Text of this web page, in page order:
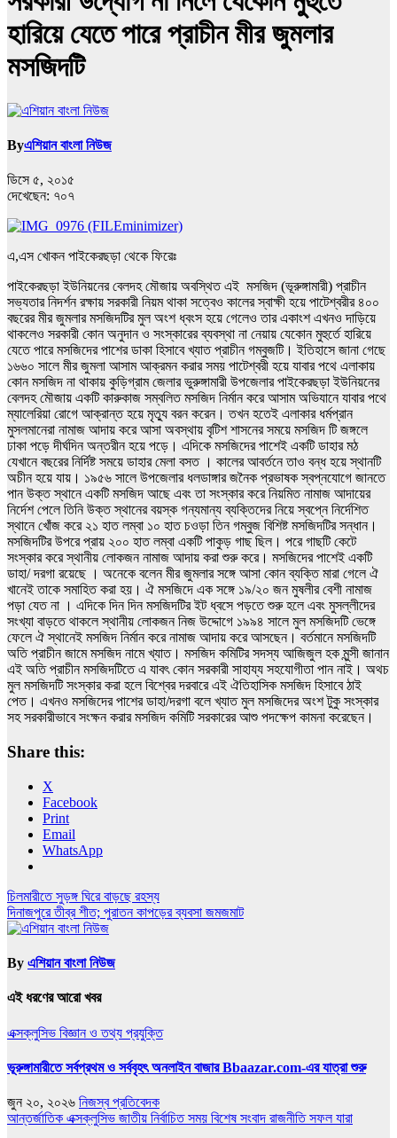
হারিয়ে যেতে পারে প্রাচীন মীর জুমলার
মসজিদটি
Byএশিয়ান বাংলা নিউজ
ডিসে ৫, ২০১৫
দেখেছেন: ৭০৭
এ,এস খোকন পাইকেরছড়া থেকে ফিরেঃ
পাইকেরছড়া ইউনিয়নের বেলদহ মৌজায় অবস্থিত এই মসজিদ (ভূরুঙ্গামারী) প্রাচীন
সভ্যতার নিদর্শন রক্ষায় সরকারী নিয়ম থাকা সত্বেও কালের স্বাক্ষী হয়ে পাটেশ্বরীর ৪০০
বছরের মীর জুমলার মসজিদটির মুল অংশ ধ্বংস হয়ে গেলেও তার একাংশ এখনও দাড়িয়ে
থাকলেও সরকারী কোন অনুদান ও সংস্কারের ব্যবস্থা না নেয়ায় যেকোন মুহুর্তে হারিয়ে
যেতে পারে মসজিদের পাশের ডাকা হিসাবে খ্যাত প্রাচীন গম্বুজটি। ইতিহাসে জানা গেছে
১৬৬০ সালে মীর জুমলা আসাম আক্রমন করার সময় পাটেশ্বরী হয়ে যাবার পথে এলাকায়
কোন মসজিদ না থাকায় কুড়িগ্রাম জেলার ভুরুঙ্গামারী উপজেলার পাইকেরছড়া ইউনিয়নের
বেলদহ মৌজায় একটি কারুকাজ সম্বলিত মসজিদ নির্মান করে আসাম অভিযানে যাবার পথে
ম্যালেরিয়া রোগে আক্রান্ত হয়ে মৃত্যু বরন করেন। তখন হতেই এলাকার ধর্মপ্রান
মুসলমানেরা নামাজ আদায় করে আসা অবস্থায় বৃটিশ শাসনের সময়ে মসজিদ টি জঙ্গলে
ঢাকা পড়ে দীর্ঘদিন অন্তরীন হয়ে পড়ে। এদিকে মসজিদের পাশেই একটি ডাহার মঠ
যেখানে বছরের নির্দিষ্ট সময়ে ডাহার মেলা বসত । কালের আবর্তনে তাও বন্ধ হয়ে স্থানটি
অচীন হয়ে যায়। ১৯৫৬ সালে উপজেলার ধলডাঙ্গার জনৈক প্রভাষক স্বপ্নযোগে জানতে
পান উক্ত স্থানে একটি মসজিদ আছে এবং তা সংস্কার করে নিয়মিত নামাজ আদায়ের
নির্দেশ পেলে তিনি উক্ত স্থানের বয়স্ক গন্যমান্য ব্যক্তিদের নিয়ে স্বপ্নে নির্দেশিত
স্থানে খোঁজ করে ২১ হাত লম্বা ১০ হাত চওড়া তিন গম্বুজ বিশিষ্ট মসজিদটির সন্ধান।
মসজিদটির উপরে প্রায় ২০০ হাত লম্বা একটি পাকুড় গাছ ছিল। পরে গাছটি কেটে
সংস্কার করে স্থানীয় লোকজন নামাজ আদায় করা শুরু করে। মসজিদের পাশেই একটি
ডাহা/ দরগা রয়েছে । অনেকে বলেন মীর জুমলার সঙ্গে আসা কোন ব্যক্তি মারা গেলে ঐ
খানেই তাকে সমাহিত করা হয়। ঐ মসজিদে এক সঙ্গে ১৯/২০ জন মুষলীর বেশী নামাজ
পড়া যেত না । এদিকে দিন দিন মসজিদটির ইট ধ্বসে পড়তে শুরু হলে এবং মুসল্লীদের
সংখ্যা বাড়তে থাকলে স্থানীয় লোকজন নিজ উদ্দোগে ১৯৯৪ সালে মুল মসজিদটি ভেঙ্গে
ফেলে ঐ স্থানেই মসজিদ নির্মান করে নামাজ আদায় করে আসছেন। বর্তমানে মসজিদটি
অতি প্রাচীন জামে মসজিদ নামে খ্যাত। মসজিদ কমিটির সদস্য আজিজুল হক মুন্সী জানান
এই অতি প্রাচীন মসজিদটিতে এ যাবৎ কোন সরকারী সাহায্য সহযোগীতা পান নাই। অথচ
মুল মসজিদটি সংস্কার করা হলে বিশ্বের দরবারে এই ঐতিহাসিক মসজিদ হিসাবে ঠাই
পেত। এখনও মসজিদের পাশের ডাহা/দরগা বলে খ্যাত মুল মসজিদের অংশ টুকু সংস্কার
সহ সরকারীভাবে সংক্ষন করার মসজিদ কমিটি সরকারের আশু পদক্ষেপ কামনা করেছেন।
Share this:
X
Facebook
Print
Email
WhatsApp
Post
navigation
চিলমারীতে সুড়ঙ্গ ঘিরে বাড়ছে রহস্য
দিনাজপুরে তীব্র শীত; পুরাতন কাপড়ের ব্যবসা জমজমাট
By এশিয়ান বাংলা নিউজ
এই ধরণের আরো খবর
এক্সক্লুসিভ বিজ্ঞান ও তথ্য প্রযুক্তি
ভূরুঙ্গামারীতে সর্বপ্রথম ও সর্ববৃহৎ অনলাইন বাজার Bbaazar.com-এর যাত্রা শুরু
জুন ২০, ২০২৬ নিজস্ব প্রতিবেদক
আন্তর্জাতিক এক্সক্লুসিভ জাতীয় নির্বাচিত সময় বিশেষ সংবাদ রাজনীতিসফল যারা